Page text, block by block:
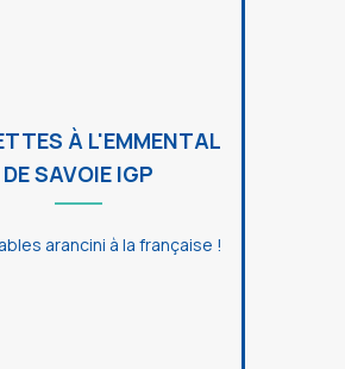
À L'EMMENTAL
DE SAVOIE IGP
arancini à la française !